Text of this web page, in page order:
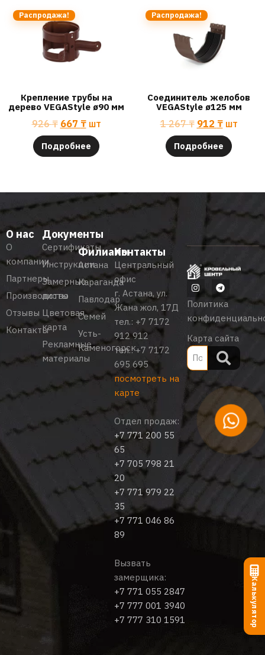
Распродажа!
Крепление трубы на
дерево VEGAStyle ø90 мм
926₸ 667 ₸ шт
Подробнее
Распродажа!
Соединитель желобов
VEGAStyle ø125 мм
1 267₸ 912 ₸ шт
Подробнее
О нас
О
компании
Партнеры
Производство
Отзывы
Контакты
Документы
Сертификаты
Инструкции
Замерные
листы
Цветовая
карта
Рекламные
материалы
Филиалы
Астана
Караганда
Павлодар
Семей
Усть-
Каменогорск
Контакты
Центральный
офис
г. Астана, ул.
Жана жол, 17Д
тел.: +7 7172
912 912
тел.:+7 7172
695 695
посмотреть на
карте
Отдел продаж:
+7 771 200 55
65
+7 705 798 21
20
+7 771 979 22
35
+7 771 046 86
89
Вызвать
замерщика:
+7 771 055 2847
+7 777 001 3940
+7 777 310 1591
Политика
Карта сайта
Калькулятор